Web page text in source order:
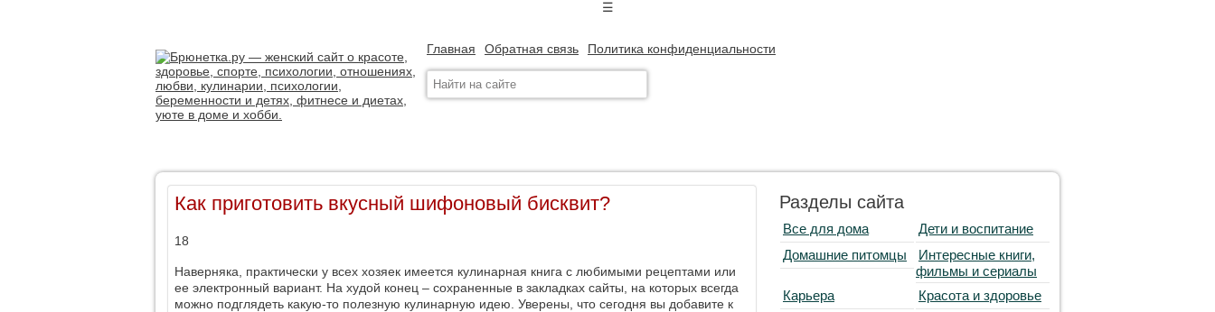
☰
Главная Обратная связь Политика конфиденциальности
Как приготовить вкусный шифоновый бисквит?
18
Наверняка, практически у всех хозяек имеется кулинарная книга с любимыми рецептами или
ее электронный вариант. На худой конец ‒ сохраненные в закладках сайты, на которых всегда
можно подглядеть какую-то полезную кулинарную идею. Уверены, что сегодня вы добавите к
Разделы сайта
Все для дома
Дети и воспитание
Домашние питомцы
Интересные книги,
фильмы и сериалы
Карьера
Красота и здоровье